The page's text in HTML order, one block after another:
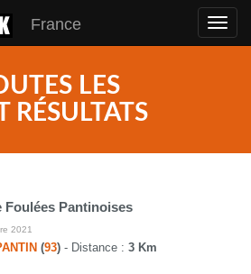
France
LES
RÉSULTATS
Foulées Pantinoises
2021
(93) - Distance : 3 Km